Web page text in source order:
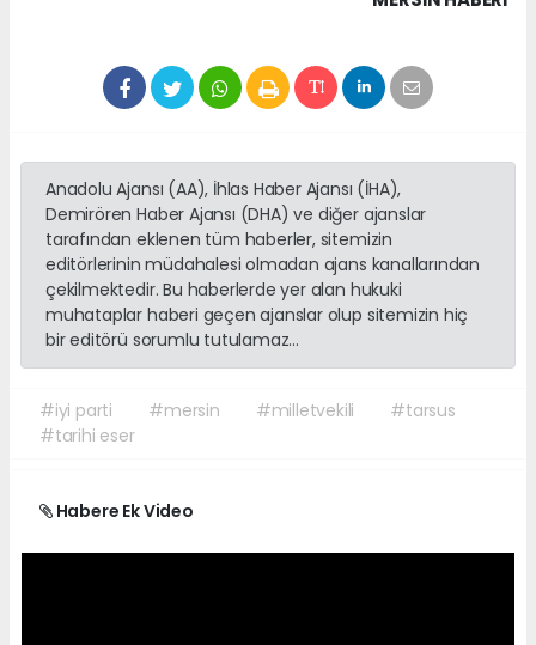
Anadolu Ajansı (AA), İhlas Haber Ajansı (İHA),
Demirören Haber Ajansı (DHA) ve diğer ajanslar
tarafından eklenen tüm haberler, sitemizin
editörlerinin müdahalesi olmadan ajans kanallarından
çekilmektedir. Bu haberlerde yer alan hukuki
muhataplar haberi geçen ajanslar olup sitemizin hiç
bir editörü sorumlu tutulamaz...
#iyi parti #mersin #milletvekili
#tarsus
#tarihi eser
Habere Ek Video